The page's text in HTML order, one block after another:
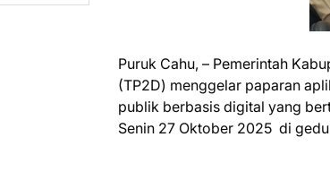
Puruk Cahu, – Pemerintah
(TP2D) menggelar paparan
publik berbasis digital yang
Senin 27 Oktober 2025 di